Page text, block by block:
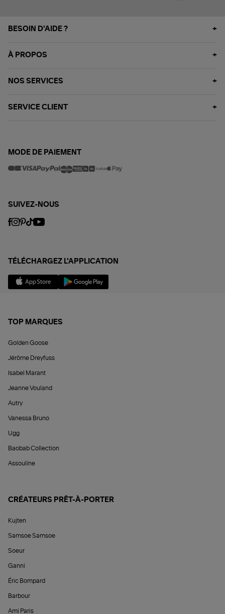
BESOIN D'AIDE ?
À PROPOS
NOS SERVICES
SERVICE CLIENT
MODE DE PAIEMENT
SUIVEZ-NOUS
TÉLÉCHARGEZ L'APPLICATION
TOP MARQUES
Golden Goose
Jérôme Dreyfuss
Isabel Marant
Jeanne Vouland
Autry
Vanessa Bruno
Ugg
Baobab Collection
Assouline
CRÉATEURS PRÊT-À-PORTER
Kujten
Samsoe Samsoe
Soeur
Ganni
Éric Bompard
Barbour
Ami Paris